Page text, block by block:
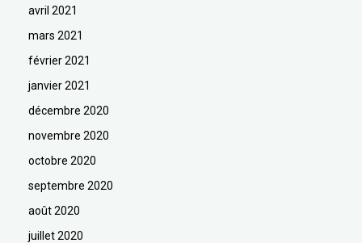
avril 2021
mars 2021
février 2021
janvier 2021
décembre 2020
novembre 2020
octobre 2020
septembre 2020
août 2020
juillet 2020